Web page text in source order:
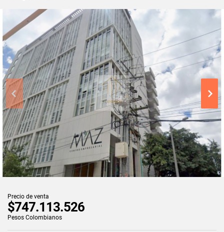
Precio de venta
$747.113.526
Pesos Colombianos